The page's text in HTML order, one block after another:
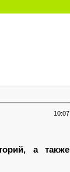
10:07
а также